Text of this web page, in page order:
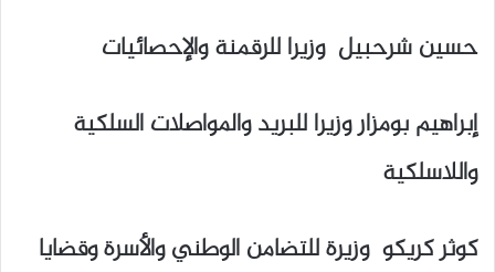
حسين شرحبيل وزيرا للرقمنة والإحصائيات
إبراهيم بومزار وزيرا للبريد والمواصلات السلكية
واللاسلكية
كوثر كريكو وزيرة للتضامن الوطني والأسرة وقضايا